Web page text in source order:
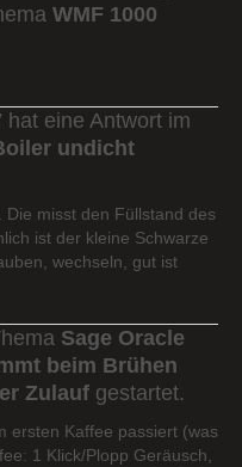
WMF 1000
hat eine Antwort im
undicht
misst den Füllstand des
ist der kleine Schwarze
wechseln, gut ist
Sage Oracle
beim Brühen
Zulauf gestartet.
ersten Kaffee passiert (was
1 Klick/Plopp Geräusch,